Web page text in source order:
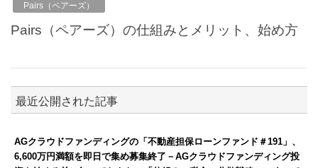
Pairs（ペアーズ）
Pairs（ペアーズ）の仕組みとメリット、始め方
最近公開された記事
AGクラウドファンディングの「不動産担保ローンファンド＃191」、
6,600万円満額を即日で集め募集終了－AGクラウドファンディング投